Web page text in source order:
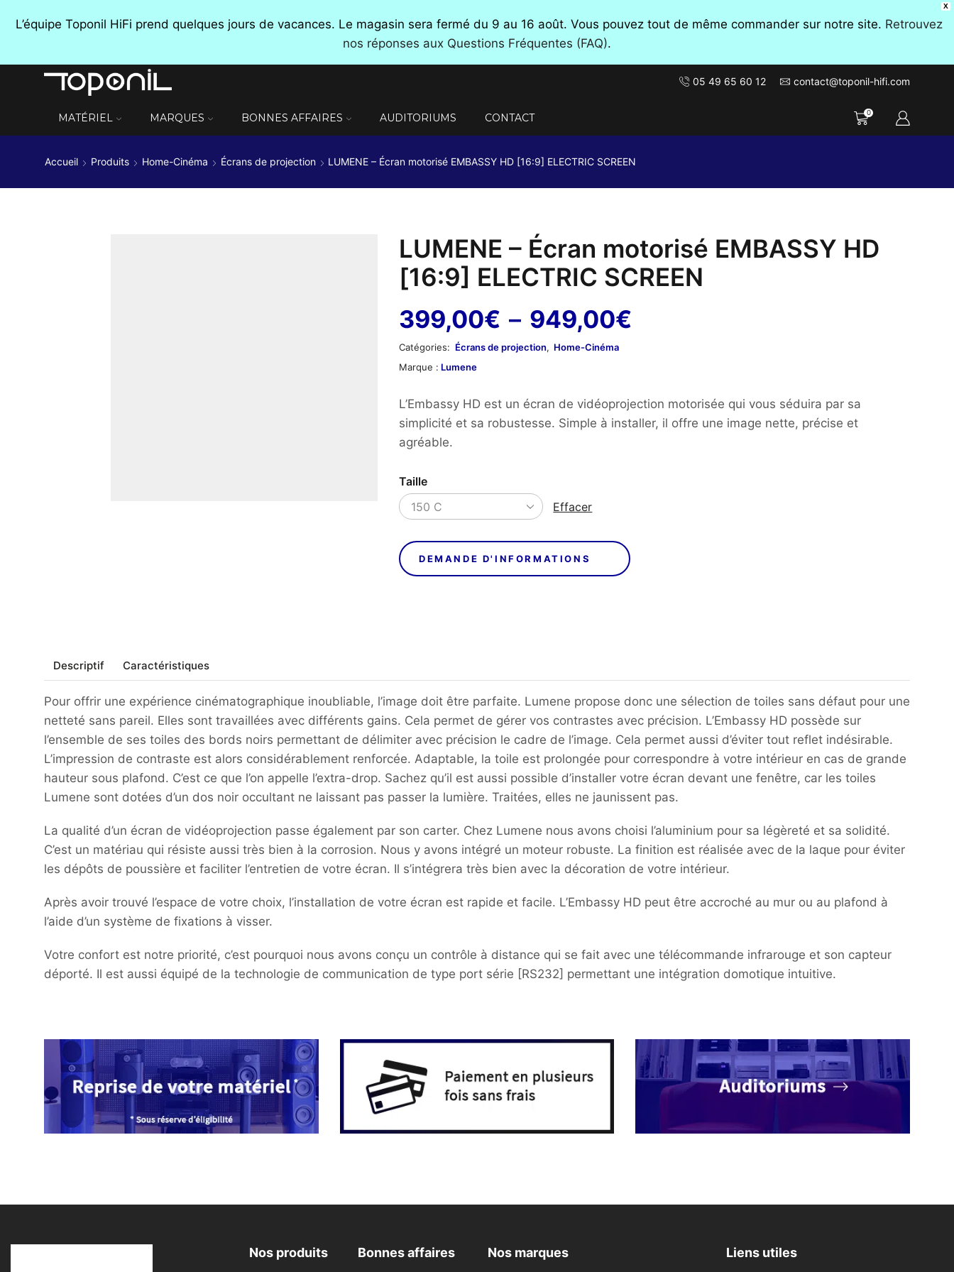
X
L’équipe Toponil HiFi prend quelques jours de vacances. Le magasin sera fermé du 9 au 16 août. Vous pouvez tout de même commander sur notre site. Retrouvez
nos réponses aux Questions Fréquentes (FAQ).
05 49 65 60 12 contact@toponil-hifi.com
MATÉRIEL MARQUES BONNES AFFAIRES AUDITORIUMS CONTACT 0
Accueil Produits Home-Cinéma Écrans de projection LUMENE – Écran motorisé EMBASSY HD [16:9] ELECTRIC SCREEN
LUMENE – Écran motorisé EMBASSY HD
[16:9] ELECTRIC SCREEN
399,00€ – 949,00€
399,00€
à
Catégories: Écrans de projection, Home-Cinéma
Marque : Lumene
L’Embassy HD est un écran de vidéoprojection motorisée qui vous séduira par sa
simplicité et sa robustesse. Simple à installer, il offre une image nette, précise et
agréable.
Taille
Effacer
DEMANDE D'INFORMATIONS
Descriptif Caractéristiques
Pour offrir une expérience cinématographique inoubliable, l’image doit être parfaite. Lumene propose donc une sélection de toiles sans défaut pour une
netteté sans pareil. Elles sont travaillées avec différents gains. Cela permet de gérer vos contrastes avec précision. L’Embassy HD possède sur
l’ensemble de ses toiles des bords noirs permettant de délimiter avec précision le cadre de l’image. Cela permet aussi d’éviter tout reflet indésirable.
L’impression de contraste est alors considérablement renforcée. Adaptable, la toile est prolongée pour correspondre à votre intérieur en cas de grande
hauteur sous plafond. C’est ce que l’on appelle l’extra-drop. Sachez qu’il est aussi possible d’installer votre écran devant une fenêtre, car les toiles
Lumene sont dotées d’un dos noir occultant ne laissant pas passer la lumière. Traitées, elles ne jaunissent pas.
La qualité d’un écran de vidéoprojection passe également par son carter. Chez Lumene nous avons choisi l’aluminium pour sa légèreté et sa solidité.
C’est un matériau qui résiste aussi très bien à la corrosion. Nous y avons intégré un moteur robuste. La finition est réalisée avec de la laque pour éviter
les dépôts de poussière et faciliter l’entretien de votre écran. Il s’intégrera très bien avec la décoration de votre intérieur.
Après avoir trouvé l’espace de votre choix, l’installation de votre écran est rapide et facile. L’Embassy HD peut être accroché au mur ou au plafond à
l’aide d’un système de fixations à visser.
Votre confort est notre priorité, c’est pourquoi nous avons conçu un contrôle à distance qui se fait avec une télécommande infrarouge et son capteur
déporté. Il est aussi équipé de la technologie de communication de type port série [RS232] permettant une intégration domotique intuitive.
Nos produits Bonnes affaires Nos marques Liens utiles